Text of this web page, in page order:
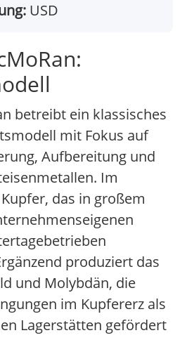
USD
betreibt ein klassisches
mit Fokus auf
Aufbereitung und
Im
das in großem
produziert das
und Molybdän, die
im Kupfererz als
Lagerstätten gefördert